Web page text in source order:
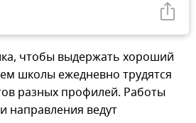
чтобы выдержать хороший
школы ежедневно трудятся
разных профилей. Работы
направления ведут